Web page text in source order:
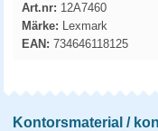
Art.nr: 12A7460
Märke: Lexmark
EAN: 734646118125
Kontorsmaterial /